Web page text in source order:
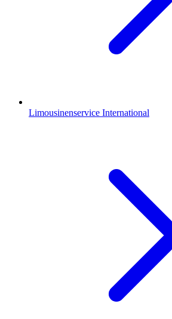
Limousinenservice International